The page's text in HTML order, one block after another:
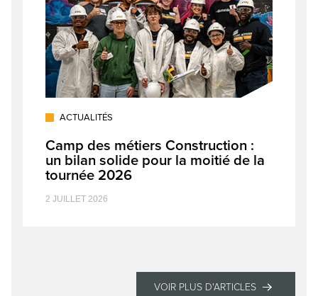
ACTUALITÉS
Camp des métiers Construction :
un bilan solide pour la moitié de la
tournée 2026
2 JUILLET 2026
VOIR PLUS D'ARTICLES